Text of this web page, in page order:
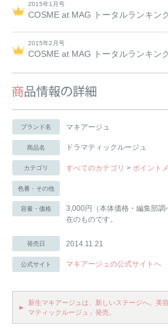
2015年1月号
COSME at MAG トータルランキン
2015年2月号
COSME at MAG トータルランキン
ブランド名 マキアージュ
商品名 ドラマティックルージュ
カテゴリ すべてのカテゴリ > ポイント
色番・その他
容量・価格
3,000円（本体価格・編集部
在のものです。
発売日 2014.11.21
公式サイト マキアージュの公式サイトへ
新生マキアージュは、新しいステージへ。美
マティックルージュ」発売。